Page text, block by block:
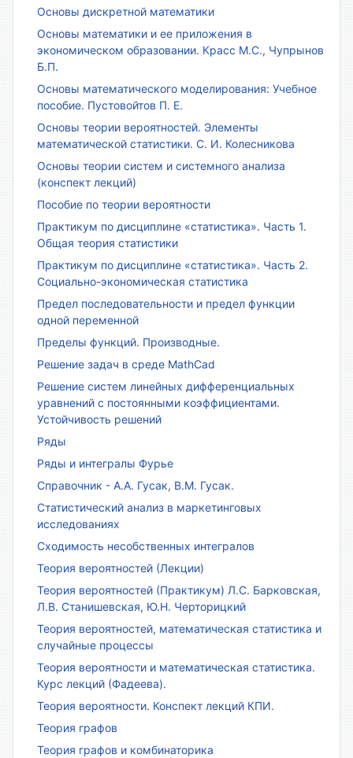
Основы дискретной математики
Основы математики и ее приложения в
экономическом образовании. Красс М.С., Чупрынов
Б.П.
Основы математического моделирования: Учебное
пособие. Пустовойтов П. Е.
Основы теории вероятностей. Элементы
математической статистики. С. И. Колесникова
Основы теории систем и системного анализа
(конспект лекций)
Пособие по теории вероятности
Практикум по дисциплине «статистика». Часть 1.
Общая теория статистики
Практикум по дисциплине «статистика». Часть 2.
Социально-экономическая статистика
Предел последовательности и предел функции
одной переменной
Пределы функций. Производные.
Решение задач в среде MathCad
Решение систем линейных дифференциальных
уравнений с постоянными коэффициентами.
Устойчивость решений
Ряды
Ряды и интегралы Фурье
Справочник - А.А. Гусак, В.М. Гусак.
Статистический анализ в маркетинговых
исследованиях
Сходимость несобственных интегралов
Теория вероятностей (Лекции)
Теория вероятностей (Практикум) Л.С. Барковская,
Л.В. Станишевская, Ю.Н. Черторицкий
Теория вероятностей, математическая статистика и
случайные процессы
Теория вероятности и математическая статистика.
Курс лекций (Фадеева).
Теория вероятности. Конспект лекций КПИ.
Теория графов
Теория графов и комбинаторика